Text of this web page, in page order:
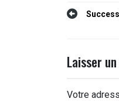
l’article
Laisser
Votre